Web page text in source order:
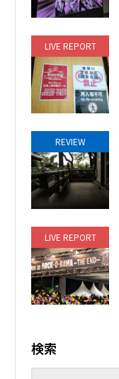
LIVE REPORT
REVIEW
LIVE REPORT
検索